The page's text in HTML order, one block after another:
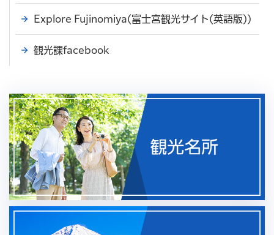
Explore Fujinomiya(富士宮観光サイト(英語版))
観光課facebook